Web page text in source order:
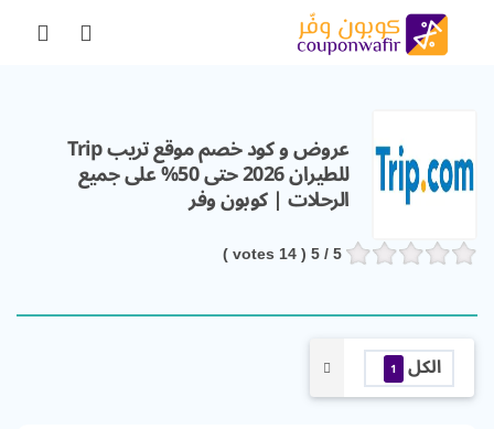
عروض و كود خصم موقع تريب Trip
للطيران 2026 حتى 50% على جميع
الرحلات | كوبون وفر
5
/ 5 (
14
الكل 1